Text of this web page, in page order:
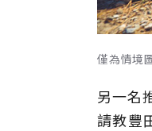
僅為情境
另一名
請教豐